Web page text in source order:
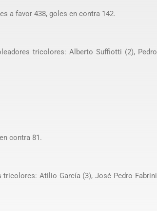
a favor 438, goles en contra 142.
tricolores: Alberto Suffiotti (2), Pedro
contra 81.
tricolores: Atilio García (3), José Pedro Fabrini